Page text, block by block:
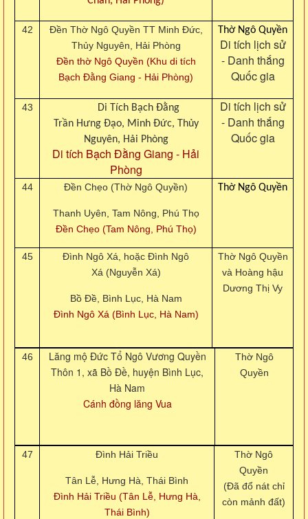
42
Đền Thờ Ngô Quyền TT Minh Đức,
Thủy Nguyên, Hải Phòng
Đền thờ Ngô Quyền (Khu di tích
Bạch Đằng Giang - Hải Phòng)
Thờ Ngô Quyền
Di tích lịch sử
- Danh thắng
Quốc gia
43
Di Tích Bạch Đằng
Trần Hưng Đạo, Minh Đức, Thủy
Nguyên, Hải Phòng
Di tích Bạch Đằng Giang - Hải
Phòng
Di tích lịch sử
- Danh thắng
Quốc gia
44 Đền Chẹo (Thờ Ngô Quyền)
Thanh Uyên, Tam Nông, Phú Thọ
Đền Chẹo (Tam Nông, Phú Thọ)
Thờ Ngô Quyền
45
Đình Ngô Xá, hoặc Đình Ngô
Xá (Nguyễn Xá)
Bồ Đề, Bình Lục, Hà Nam
Đình Ngô Xá (Bình Lục, Hà Nam)
Thờ Ngô Quyền
và Hoàng hậu
Dương Thị Vy
46
Lăng mộ Đức Tổ Ngô Vương Quyền
Thôn 1, xã Bồ Đề, huyện Bình Lục,
Hà Nam
Cánh đồng lăng Vua
Thờ Ngô
Quyền
47 Đình Hải Triều
Tân Lễ, Hưng Hà, Thái Bình
Đình Hải Triều (Tân Lễ, Hưng Hà,
Thái Bình)
Thờ Ngô
Quyền
(Đã đổ nát chỉ
còn mảnh đất)